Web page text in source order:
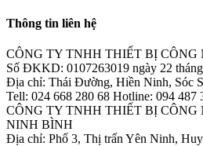
Thông tin liên hệ
CÔNG TY TNHH THIẾT BỊ CÔNG
Số ĐKKD: 0107263019 ngày 22
Địa chỉ: Thái Đường, Hiền Ninh, Sóc
Tell: 024 668 280 68 Hotline: 094 487
CÔNG TY TNHH THIẾT BỊ CÔNG
NINH BÌNH
Địa chỉ: Phố 3, Thị trấn Yên Ninh,